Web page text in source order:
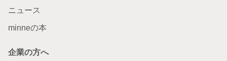
ニュース
minneの本
企業の方へ